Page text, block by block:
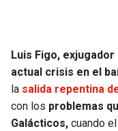
Luis Figo,
actual crisis en el
la salida repentina
con los problemas
Galácticos, cuando